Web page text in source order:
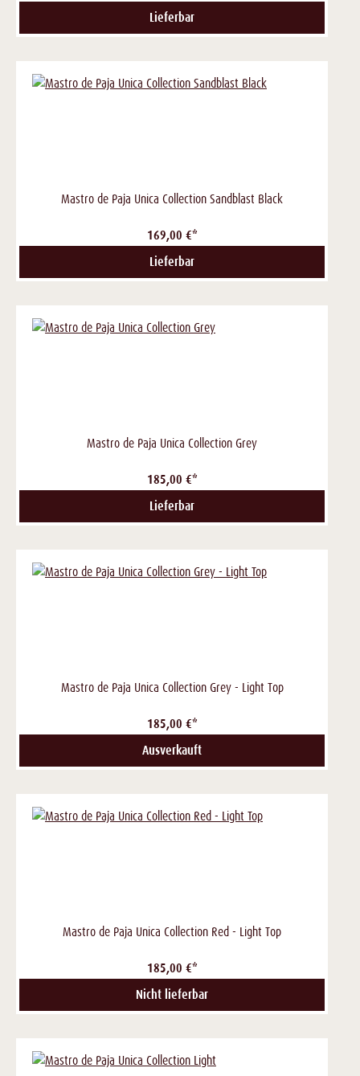
Lieferbar
Mastro de Paja Unica Collection Sandblast Black
169,00 €*
Lieferbar
Mastro de Paja Unica Collection Grey
185,00 €*
Lieferbar
Mastro de Paja Unica Collection Grey - Light Top
185,00 €*
Ausverkauft
Mastro de Paja Unica Collection Red - Light Top
185,00 €*
Nicht lieferbar